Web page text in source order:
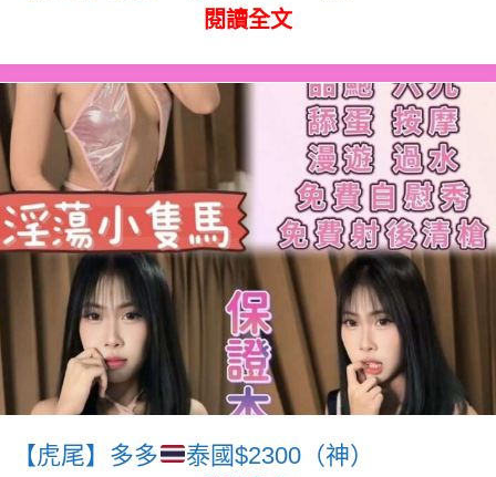
閱讀全文
【虎尾】多多 泰國$2300（神）